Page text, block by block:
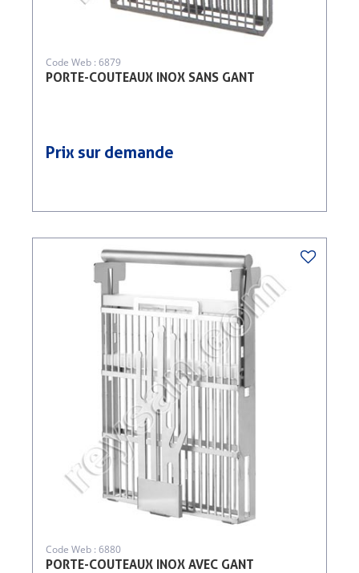
PORTE-COUTEAUX INOX SANS GANT
Code Web : 6879
Prix sur demande
PORTE-COUTEAUX INOX AVEC GANT
Code Web : 6880